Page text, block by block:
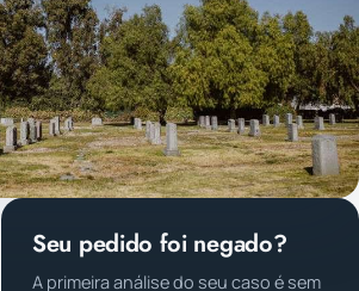
Seu pedido foi negado?
A primeira análise do seu caso é sem